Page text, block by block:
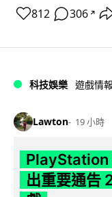
812 306 ↗
科技娛樂 遊戲情報
Lawton 19 小時
PlayStation
出重要通告